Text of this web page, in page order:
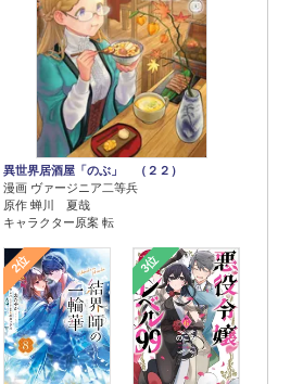
異世界居酒屋「のぶ」 （２２）
漫画 ヴァージニア二等兵
原作 蝉川 夏哉
キャラクター原案 転
2位 3位